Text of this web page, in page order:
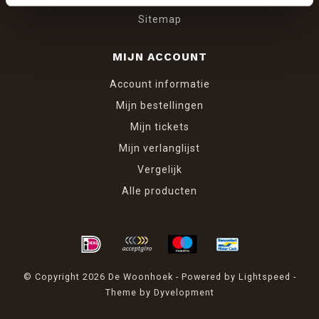
Sitemap
MIJN ACCOUNT
Account informatie
Mijn bestellingen
Mijn tickets
Mijn verlanglijst
Vergelijk
Alle producten
© Copyright 2026 De Woonhoek - Powered by Lightspeed -
Theme by Dyvelopment